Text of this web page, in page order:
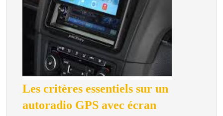
Les critères essentiels sur un
autoradio GPS avec écran